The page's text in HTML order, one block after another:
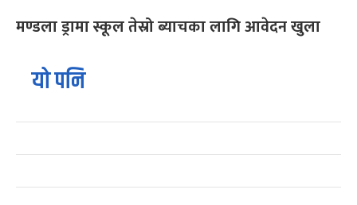
मण्डला ड्रामा स्कूल तेस्रो ब्याचका लागि आवेदन खुला
यो पनि